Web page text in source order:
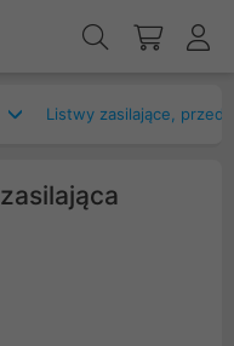
Listwy zasilające,